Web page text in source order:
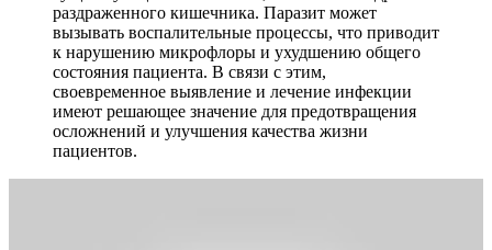
раздраженного кишечника. Паразит может
вызывать воспалительные процессы, что приводит
к нарушению микрофлоры и ухудшению общего
состояния пациента. В связи с этим,
своевременное выявление и лечение инфекции
имеют решающее значение для предотвращения
осложнений и улучшения качества жизни
пациентов.